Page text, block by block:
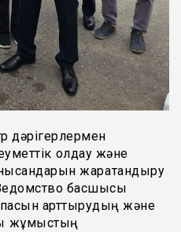
дәрігерлермен
қолдау және
жарақтандыру
басшысы
арттырудың және
жұмыстың